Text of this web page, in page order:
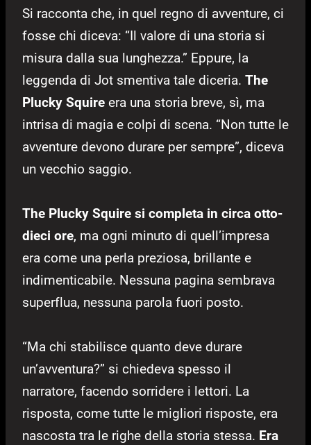
Si racconta che, in quel regno di avventure, ci
fosse chi diceva: “Il valore di una storia si
misura dalla sua lunghezza.” Eppure, la
leggenda di Jot smentiva tale diceria. The
Plucky Squire era una storia breve, sì, ma
intrisa di magia e colpi di scena. “Non tutte le
avventure devono durare per sempre”, diceva
un vecchio saggio.
The Plucky Squire si completa in circa otto-
dieci ore, ma ogni minuto di quell’impresa
era come una perla preziosa, brillante e
indimenticabile. Nessuna pagina sembrava
superflua, nessuna parola fuori posto.
“Ma chi stabilisce quanto deve durare
un’avventura?” si chiedeva spesso il
narratore, facendo sorridere i lettori. La
risposta, come tutte le migliori risposte, era
nascosta tra le righe della storia stessa. Era